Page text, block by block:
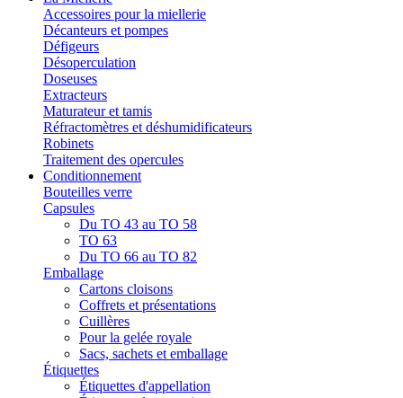
Accessoires pour la miellerie
Décanteurs et pompes
Défigeurs
Désoperculation
Doseuses
Extracteurs
Maturateur et tamis
Réfractomètres et déshumidificateurs
Robinets
Traitement des opercules
Conditionnement
Bouteilles verre
Capsules
Du TO 43 au TO 58
TO 63
Du TO 66 au TO 82
Emballage
Cartons cloisons
Coffrets et présentations
Cuillères
Pour la gelée royale
Sacs, sachets et emballage
Étiquettes
Étiquettes d'appellation